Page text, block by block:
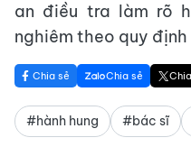
an điều tra làm rõ
nghiêm theo quy
Chia sẻ Chia sẻ
#hành hung #bác sĩ